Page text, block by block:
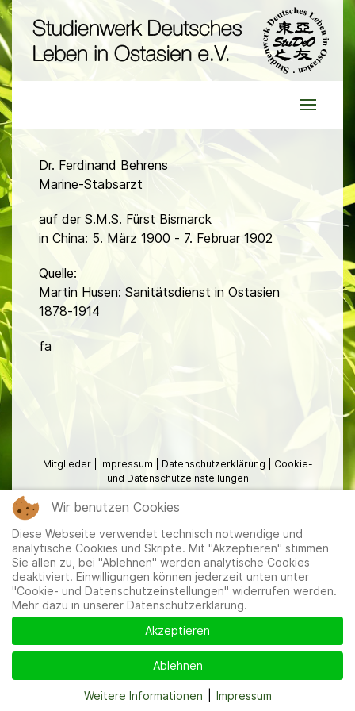
Dr. Ferdinand Behrens
Marine-Stabsarzt
auf der S.M.S. Fürst Bismarck
in China: 5. März 1900 - 7. Februar 1902
Quelle:
Martin Husen: Sanitätsdienst in Ostasien
1878-1914
fa
Mitglieder Impressum Datenschutzerklärung
Cookie-
und Datenschutzeinstellungen
Wir benutzen Cookies
Diese Webseite verwendet technisch notwendige und
analytische Cookies und Skripte. Mit "Akzeptieren" stimmen
Sie allen zu, bei "Ablehnen" werden analytische Cookies
deaktiviert. Einwilligungen können jederzeit unten unter
"Cookie- und Datenschutzeinstellungen" widerrufen werden.
Mehr dazu in unserer Datenschutzerklärung.
Akzeptieren
Ablehnen
Weitere Informationen Impressum